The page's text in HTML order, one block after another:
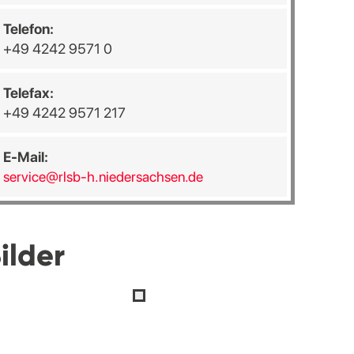
Telefon:
+49 4242 9571 0
Telefax:
+49 4242 9571 217
E-Mail:
service@rlsb-h.niedersachsen.de